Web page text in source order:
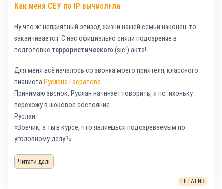
Как меня СБУ по IP вычислила
Ну что ж: неприятный эпизод жизни нашей семьи наконец-то
заканчивается. С нас официально сняли подозрение в
подготовке террористического (sic!) акта!
Для меня всё началось со звонка моего приятеля, классного
пианиста Руслана Гасратова.
Принимаю звонок, Руслан начинает говорить, я потихоньку
перехожу в шоковое состояние.
Руслан:
«Вовчик, а ты в курсе, что являешься подозреваемым по
уголовному делу?»
Читати далі
НЕГАТИВ